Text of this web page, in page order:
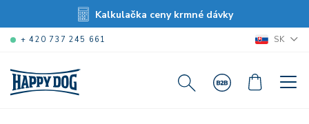
Kalkulačka ceny krmné dávky
+ 420 737 245 661 SK